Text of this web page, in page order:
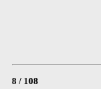
8 / 108